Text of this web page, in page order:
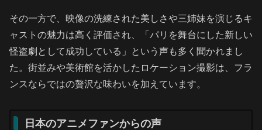
その一方で、映像の洗練された美しさや三姉妹を演じるキ
ャストの魅力は高く評価され、「パリを舞台にした新しい
怪盗劇として成功している」という声も多く聞かれまし
た。街並みや美術館を活かしたロケーション撮影は、フラ
ンスならではの贅沢な味わいを加えています。
日本のアニメファンからの声